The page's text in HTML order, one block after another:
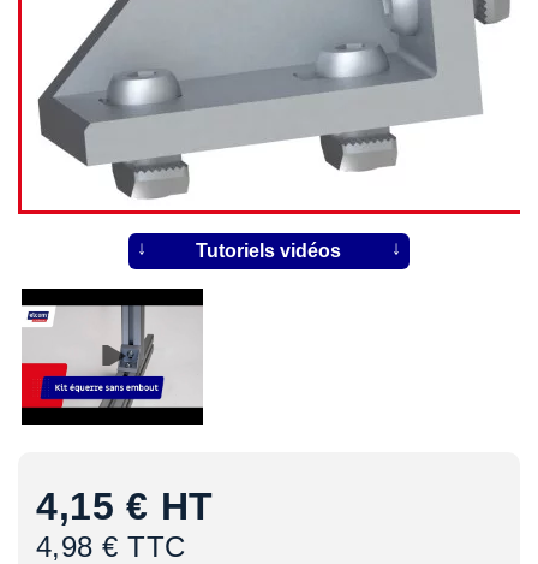
Tutoriels vidéos
4,15 € HT
4,98 € TTC